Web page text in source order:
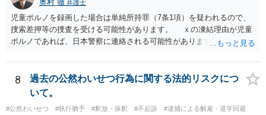
奥村 徹 弁護士
児童ポルノを録画した場合は単純所持罪（7条1項）を疑われるので、
捜索差押等の捜査を受ける可能性があります。 ｘの凍結理由が児童
ポルノであれば、日本警察に連絡される可能性があります。 対応と
るなり、警察に相談するなり、検討してください
8
過去の公然わいせつ行為に関する法的リスクにつ
いて。
#公然わいせつ #執行猶予 #釈放・保釈 #不起訴
#逮捕による解雇・退学回避